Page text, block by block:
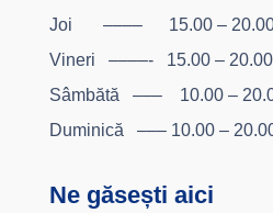
Joi –––– 15.00 –
Vineri ––––- 15.00 – 20.00
Sâmbătă ––– 10.00 –
Duminică ––– 10.00 –
Ne găsești aici